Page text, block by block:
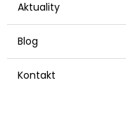
Aktuality
Blog
Kontakt